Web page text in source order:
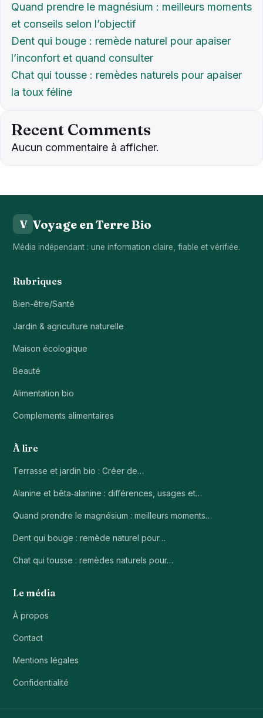
Quand prendre le magnésium : meilleurs moments
et conseils selon l’objectif
Dent qui bouge : remède naturel pour apaiser
l’inconfort et quand consulter
Chat qui tousse : remèdes naturels pour apaiser
la toux féline
Recent Comments
Aucun commentaire à afficher.
V Voyage en Terre Bio
Média indépendant : une information claire, fiable et vérifiée.
Rubriques
Bien-être/Santé
Jardin & agriculture naturelle
Maison écologique
Beauté
Alimentation bio
Complements alimentaires
À lire
Terrasse et jardin bio : Créer de…
Alanine et bêta‑alanine : différences, usages et…
Quand prendre le magnésium : meilleurs moments…
Dent qui bouge : remède naturel pour…
Chat qui tousse : remèdes naturels pour…
Le média
À propos
Contact
Mentions légales
Confidentialité